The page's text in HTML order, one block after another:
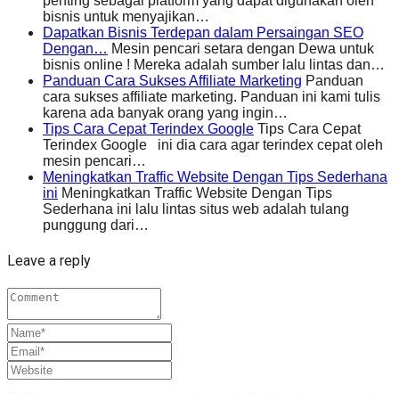
bisnis untuk menyajikan…
Dapatkan Bisnis Terdepan dalam Persaingan SEO
Dengan… Mesin pencari setara dengan Dewa untuk
bisnis online ! Mereka adalah sumber lalu lintas dan…
Panduan Cara Sukses Affiliate Marketing Panduan
cara sukses affiliate marketing. Panduan ini kami tulis
karena ada banyak orang yang ingin…
Tips Cara Cepat Terindex Google Tips Cara Cepat
Terindex Google ini dia cara agar terindex cepat oleh
mesin pencari…
Meningkatkan Traffic Website Dengan Tips Sederhana
ini Meningkatkan Traffic Website Dengan Tips
Sederhana ini lalu lintas situs web adalah tulang
punggung dari…
Leave a reply